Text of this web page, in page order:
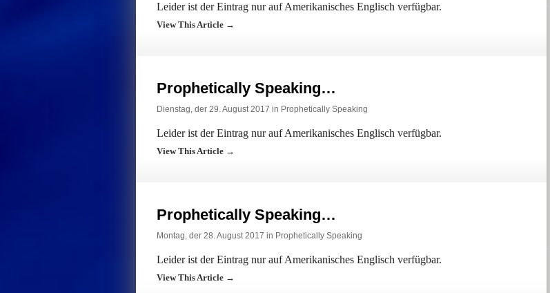
Leider ist der Eintrag nur auf Amerikanisches Englisch verfügbar.
View This Article →
Prophetically Speaking…
Dienstag, der 29. August 2017 in Prophetically Speaking
Leider ist der Eintrag nur auf Amerikanisches Englisch verfügbar.
View This Article →
Prophetically Speaking…
Montag, der 28. August 2017 in Prophetically Speaking
Leider ist der Eintrag nur auf Amerikanisches Englisch verfügbar.
View This Article →